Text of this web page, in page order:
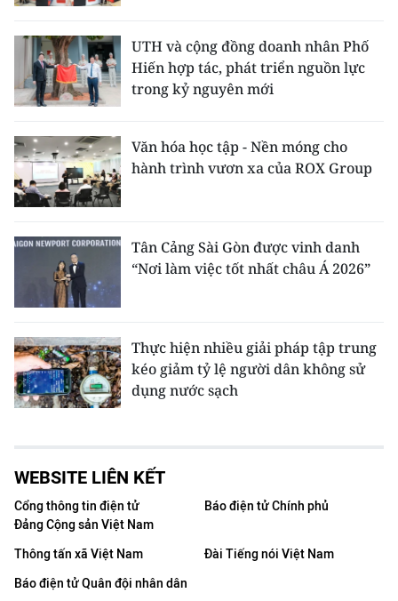
UTH và cộng đồng doanh nhân Phố
Hiến hợp tác, phát triển nguồn lực
trong kỷ nguyên mới
Văn hóa học tập - Nền móng cho
hành trình vươn xa của ROX Group
Tân Cảng Sài Gòn được vinh danh
“Nơi làm việc tốt nhất châu Á 2026”
Thực hiện nhiều giải pháp tập trung
kéo giảm tỷ lệ người dân không sử
dụng nước sạch
WEBSITE LIÊN KẾT
Cổng thông tin điện tử
Đảng Cộng sản Việt Nam
Báo điện tử Chính phủ
Thông tấn xã Việt Nam
Đài Tiếng nói Việt Nam
Báo điện tử Quân đội nhân dân